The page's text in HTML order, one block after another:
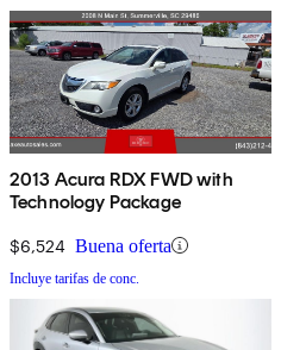
2013 Acura RDX FWD with
Technology Package
$6,524 Buena oferta
Incluye tarifas de conc.